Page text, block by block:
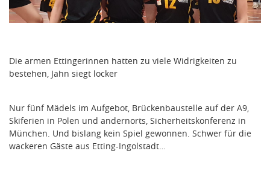
Die armen Ettingerinnen hatten zu viele Widrigkeiten zu
bestehen, Jahn siegt locker
Nur fünf Mädels im Aufgebot, Brückenbaustelle auf der A9,
Skiferien in Polen und andernorts, Sicherheitskonferenz in
München. Und bislang kein Spiel gewonnen. Schwer für die
wackeren Gäste aus Etting-Ingolstadt…